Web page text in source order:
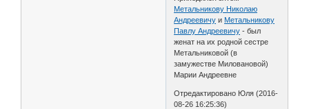
Метальникову Николаю
Андреевичу и Метальникову
Павлу Андреевичу - был
женат на их родной сестре
Метальниковой (в
замужестве Миловановой)
Марии Андреевне
Отредактировано Юля (2016-
08-26 16:25:36)